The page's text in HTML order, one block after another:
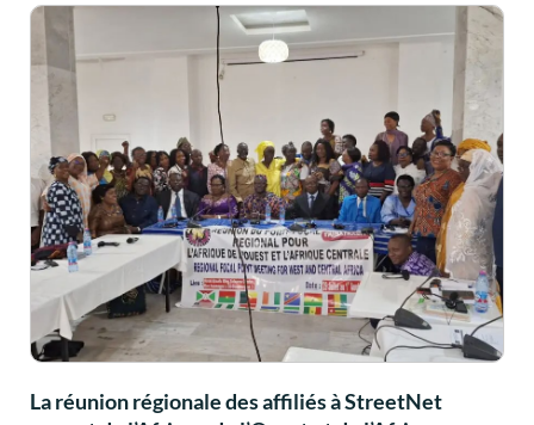
La réunion régionale des affiliés à StreetNet